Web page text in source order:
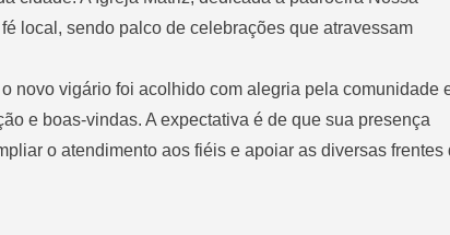
local, sendo palco de celebrações que atravessam
novo vigário foi acolhido com alegria pela comunidade
e boas-vindas. A expectativa é de que sua presença
o atendimento aos fiéis e apoiar as diversas frentes